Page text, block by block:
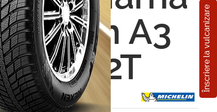
Înscriere la vulcanizare
Alpin A3
R15 92T
iarna 185/65 R15